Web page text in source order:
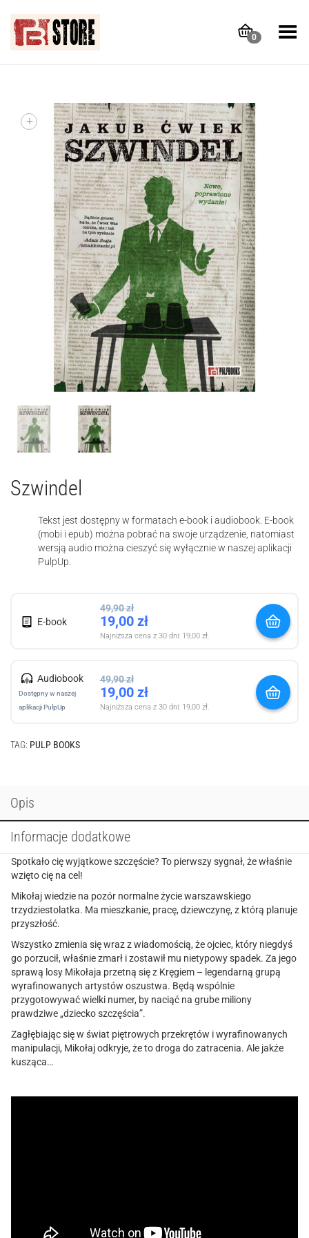
0
Toggle Menu
+
Szwindel
Tekst jest dostępny w formatach e-book i audiobook. E-book
(mobi i epub) można pobrać na swoje urządzenie, natomiast
wersją audio można cieszyć się wyłącznie w naszej aplikacji
PulpUp.
E-book
49,90zł
19,00 zł
Najniższa cena z 30 dni: 19,00 zł.
Audiobook
Dostępny w naszej
aplikacji PulpUp
49,90zł
19,00 zł
Najniższa cena z 30 dni: 19,00 zł.
TAG: PULP BOOKS
Opis
Informacje dodatkowe
Spotkało cię wyjątkowe szczęście? To pierwszy sygnał, że właśnie
wzięto cię na cel!
Mikołaj wiedzie na pozór normalne życie warszawskiego
trzydziestolatka. Ma mieszkanie, pracę, dziewczynę, z którą planuje
przyszłość.
Wszystko zmienia się wraz z wiadomością, że ojciec, który niegdyś
go porzucił, właśnie zmarł i zostawił mu nietypowy spadek. Za jego
sprawą losy Mikołaja przetną się z Kręgiem – legendarną grupą
wyrafinowanych artystów oszustwa. Będą wspólnie
przygotowywać wielki numer, by naciąć na grube miliony
prawdziwe „dziecko szczęścia”.
Zagłębiając się w świat piętrowych przekrętów i wyrafinowanych
manipulacji, Mikołaj odkryje, że to droga do zatracenia. Ale jakże
kusząca…